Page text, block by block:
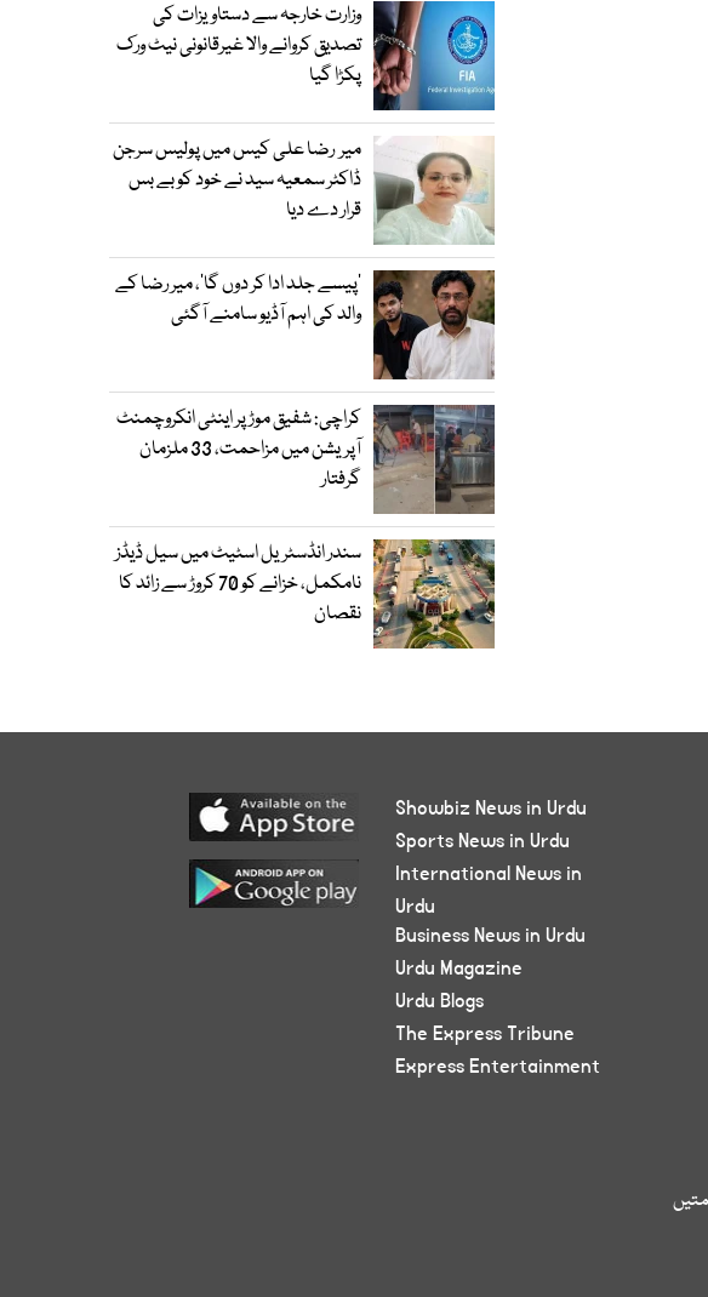
وزارت خارجہ سے دستاویزات کی
تصدیق کروانے والا غیرقانونی نیٹ ورک
پکڑا گیا
میر رضا علی کیس میں پولیس سرجن
ڈاکٹر سمعیہ سید نے خود کو بے بس
قرار دے دیا
’پیسے جلد ادا کر دوں گا‘، میر رضا کے
والد کی اہم آڈیو سامنے آگئی
کراچی: شفیق موڑ پر اینٹی انکروچمنٹ
آپریشن میں مزاحمت، 33 ملزمان
گرفتار
سندر انڈسٹریل اسٹیٹ میں سیل ڈیڈز
نامکمل، خزانے کو 70 کروڑ سے زائد کا
نقصان
Showbiz News in Urdu
Sports News in Urdu
International News in
Urdu
Business News in Urdu
Urdu Magazine
Urdu Blogs
The Express Tribune
Express Entertainment